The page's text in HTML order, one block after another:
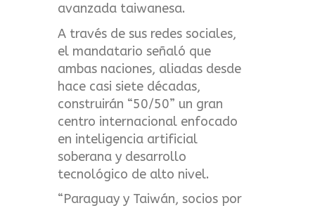
avanzada taiwanesa.
A través de sus redes sociales,
el mandatario señaló que
ambas naciones, aliadas desde
hace casi siete décadas,
construirán “50/50” un gran
centro internacional enfocado
en inteligencia artificial
soberana y desarrollo
tecnológico de alto nivel.
“Paraguay y Taiwán, socios por